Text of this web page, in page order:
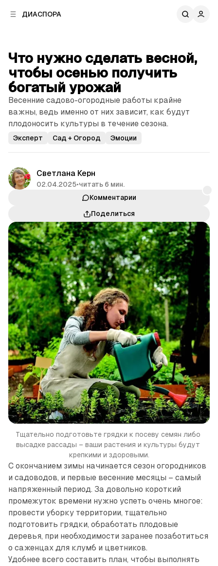
ДИАСПОРА
Что нужно сделать весной,
чтобы осенью получить
богатый урожай
Весенние садово-огородные работы крайне
важны, ведь именно от них зависит, как будут
плодоносить культуры в течение сезона.
Эксперт Сад + Огород Эмоции
Светлана Керн
02.04.2025•читать 6 мин.
Комментарии
Поделиться
Тщательно подготовьте грядки к посеву семян либо
высадке рассады – ваши растения и культуры будут
крепкими и здоровыми.
С окончанием зимы начинается сезон огородников
и садоводов, и первые весенние месяцы – самый
напряженный период. За довольно короткий
промежуток времени нужно успеть очень многое:
провести уборку территории, тщательно
подготовить грядки, обработать плодовые
деревья, при необходимости заранее позаботиться
о саженцах для клумб и цветников.
Удобнее всего составить план, чтобы выполнять